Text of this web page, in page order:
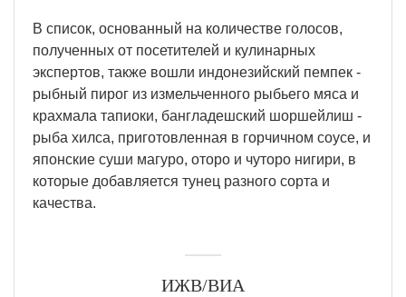
В список, основанный на количестве голосов,
полученных от посетителей и кулинарных
экспертов, также вошли индонезийский пемпек -
рыбный пирог из измельченного рыбьего мяса и
крахмала тапиоки, бангладешский шоршейлиш -
рыба хилса, приготовленная в горчичном соусе, и
японские суши магуро, оторо и чуторо нигири, в
которые добавляется тунец разного сорта и
качества.
ИЖВ/ВИА